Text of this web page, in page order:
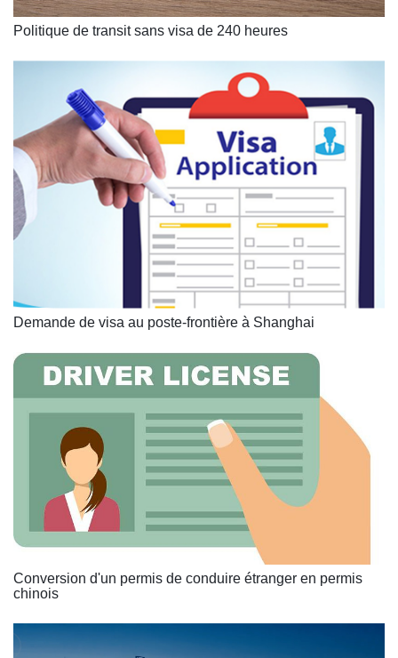
Politique de transit sans visa de 240 heures
Demande de visa au poste-frontière à Shanghai
Conversion d'un permis de conduire étranger en permis
chinois